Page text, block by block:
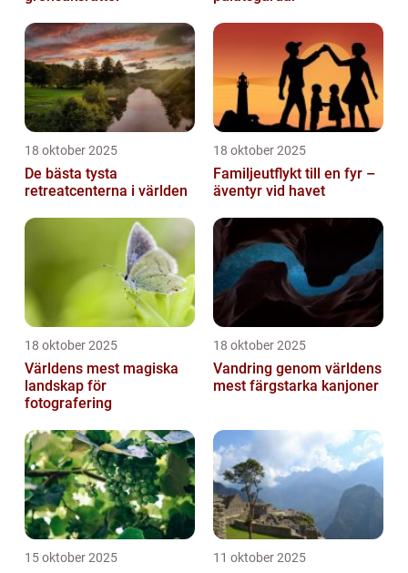
18 oktober 2025
De bästa tysta
retreatcenterna i världen
18 oktober 2025
Familjeutflykt till en fyr –
äventyr vid havet
18 oktober 2025
Världens mest magiska
landskap för
fotografering
18 oktober 2025
Vandring genom världens
mest färgstarka kanjoner
15 oktober 2025 11 oktober 2025